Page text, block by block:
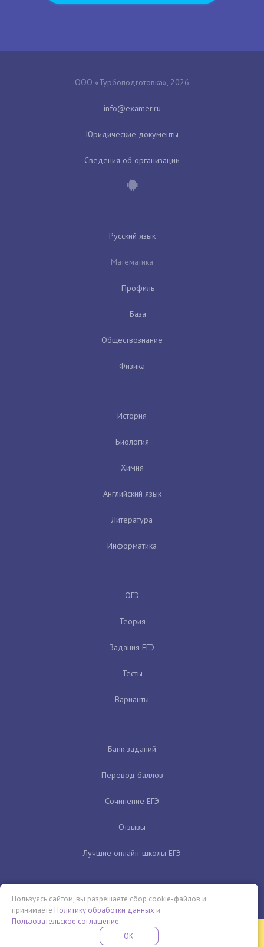
ООО «Турбоподготовка», 2026
Юридические документы
Сведения об организации
Русский язык
Математика
Профиль
База
Обществознание
Физика
История
Биология
Химия
Английский язык
Литература
Информатика
ОГЭ
Теория
Задания ЕГЭ
Тесты
Варианты
Банк заданий
Перевод баллов
Сочинение ЕГЭ
Отзывы
Лучшие онлайн-школы ЕГЭ
Бесплатная летняя школа
ПРОВЕДИ ЭТО ЛЕТО С ПОЛЬЗОЙ
Пользуясь сайтом, вы разрешаете сбор cookie-файлов и
принимаете Политику обработки данных и
Пользовательское соглашение.
OK